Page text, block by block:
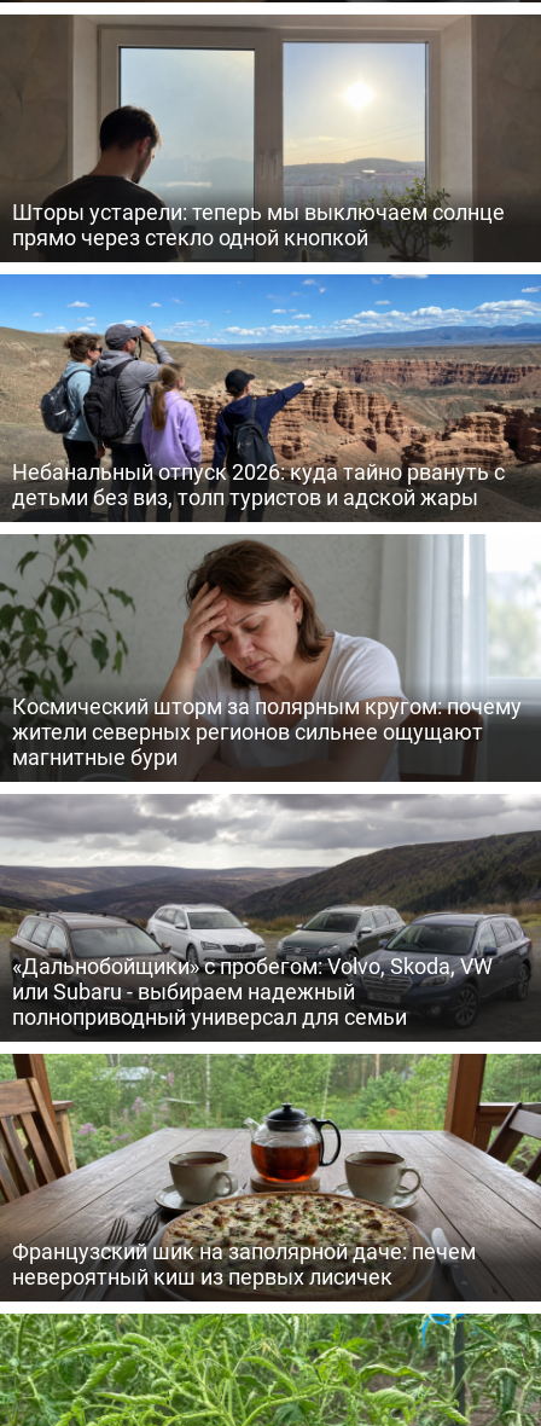
Шторы устарели: теперь мы выключаем солнце
прямо через стекло одной кнопкой
Небанальный отпуск 2026: куда тайно рвануть с
детьми без виз, толп туристов и адской жары
Космический шторм за полярным кругом: почему
жители северных регионов сильнее ощущают
магнитные бури
«Дальнобойщики» с пробегом: Volvo, Skoda, VW
или Subaru - выбираем надежный
полноприводный универсал для семьи
Французский шик на заполярной даче: печем
невероятный киш из первых лисичек